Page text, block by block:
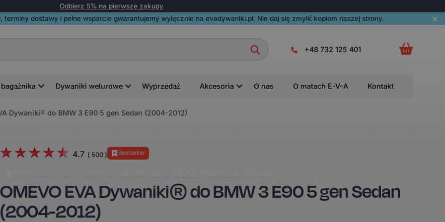
Odbierz 5% na pierwsze zakupy
dostawy i pełne wsparcie gwarantujemy wyłącznie na evadywaniki.pl. Nie daj się zmylić kopiom naszej strony.
+48 732 125 401
Dywaniki welurowe Wyprzedaż Akcesoria O nas O matach E-V-A Kontakt
Dywaniki® do BMW 3 E90 5 gen Sedan (2004-2012)
4.7 ( 500) Bestseller
Klienci doceniają produkt za: dopasowanie jakość wykonania
OMEVO EVA Dywaniki® do BMW 3 E90 5 gen Sedan
(2004-2012)